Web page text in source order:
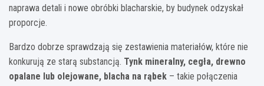
naprawa detali i nowe obróbki blacharskie, by budynek odzyskał
proporcje.
Bardzo dobrze sprawdzają się zestawienia materiałów, które nie
konkurują ze starą substancją. Tynk mineralny, cegła, drewno
opalane lub olejowane, blacha na rąbek – takie połączenia